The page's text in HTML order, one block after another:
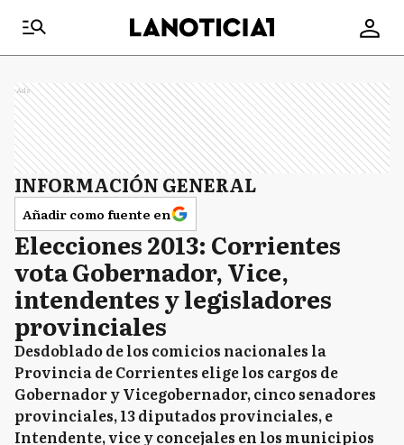
Ads
INFORMACIÓN GENERAL
Añadir como fuente en
Elecciones 2013: Corrientes
vota Gobernador, Vice,
intendentes y legisladores
provinciales
Desdoblado de los comicios nacionales la
Provincia de Corrientes elige los cargos de
Gobernador y Vicegobernador, cinco senadores
provinciales, 13 diputados provinciales, e
Intendente, vice y concejales en los municipios